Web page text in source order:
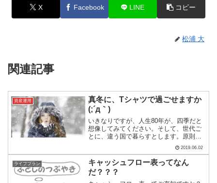
X Facebook LINE コピー
松浦 大
関連記事
資産運用
真冬に、Tシャツで過ごせますか
(;´д｀)
いきなりですが、人生80年が、四季だと
想像してみてください。そして、世代ご
とに、違う国で暮らすとします。原則、
まれてから20歳まで:春の国21歳から40歳
まで:夏の国41歳から60歳まで:秋の国61
歳から...
2019.06.02
ライフプラン
キャッシュフロー表ってなん
だ？？？